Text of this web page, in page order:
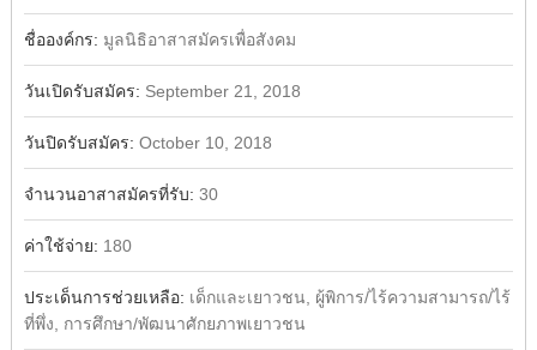
ชื่อองค์กร: มูลนิธิอาสาสมัครเพื่อสังคม
วันเปิดรับสมัคร: September 21, 2018
วันปิดรับสมัคร: October 10, 2018
จำนวนอาสาสมัครที่รับ: 30
ค่าใช้จ่าย: 180
ประเด็นการช่วยเหลือ: เด็กและเยาวชน, ผู้พิการ/ไร้ความสามารถ/ไร้
ที่พึ่ง, การศึกษา/พัฒนาศักยภาพเยาวชน